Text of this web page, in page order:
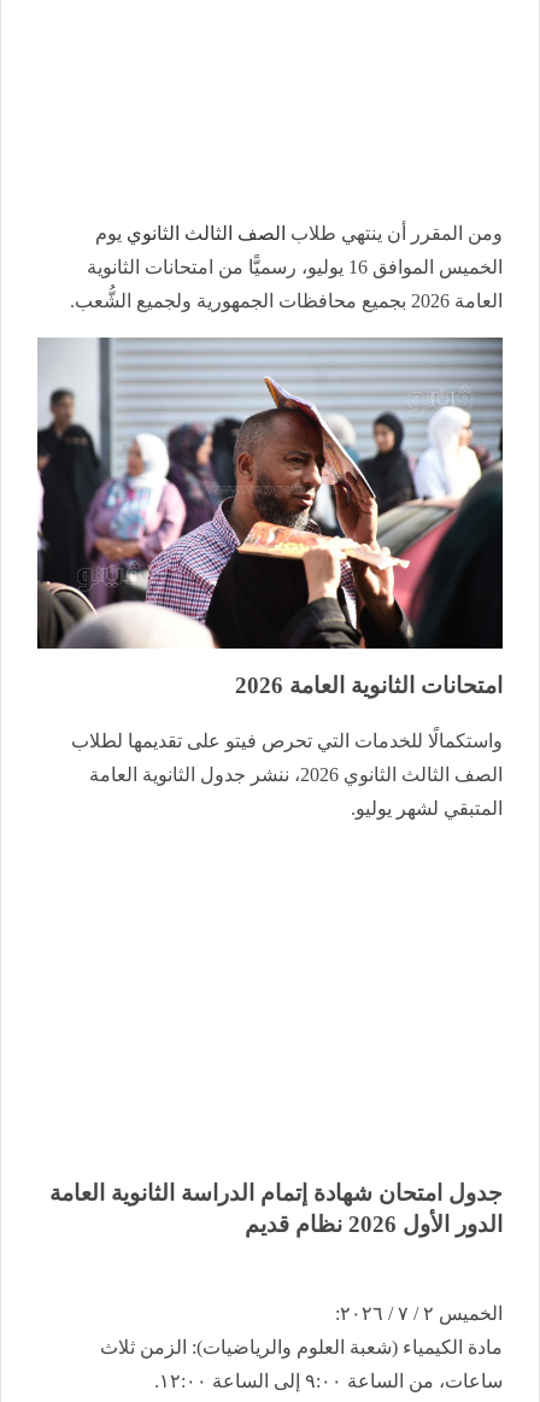
ومن المقرر أن ينتهي طلاب الصف الثالث الثانوي يوم
الخميس الموافق 16 يوليو، رسميًّا من امتحانات الثانوية
العامة 2026 بجميع محافظات الجمهورية ولجميع الشُّعب.
امتحانات الثانوية العامة 2026
واستكمالًا للخدمات التي تحرص فيتو على تقديمها لطلاب
الصف الثالث الثانوي 2026، ننشر جدول الثانوية العامة
المتبقي لشهر يوليو.
​جدول امتحان شهادة إتمام الدراسة الثانوية العامة ​
الدور الأول 2026 نظام قديم
​الخميس ٢ / ٧ / ٢٠٢٦:
​مادة الكيمياء (شعبة العلوم والرياضيات): الزمن ثلاث
ساعات، من الساعة ٩:٠٠ إلى الساعة ١٢:٠٠.